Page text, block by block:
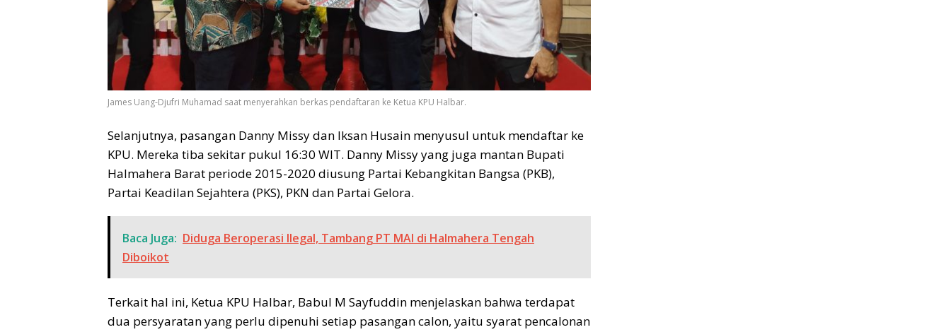
James Uang-Djufri Muhamad saat menyerahkan berkas pendaftaran ke Ketua KPU Halbar.
Selanjutnya, pasangan Danny Missy dan Iksan Husain menyusul untuk mendaftar ke
KPU. Mereka tiba sekitar pukul 16:30 WIT. Danny Missy yang juga mantan Bupati
Halmahera Barat periode 2015-2020 diusung Partai Kebangkitan Bangsa (PKB),
Partai Keadilan Sejahtera (PKS), PKN dan Partai Gelora.
Baca Juga: Diduga Beroperasi Ilegal, Tambang PT MAI di Halmahera Tengah
Diboikot
Terkait hal ini, Ketua KPU Halbar, Babul M Sayfuddin menjelaskan bahwa terdapat
dua persyaratan yang perlu dipenuhi setiap pasangan calon, yaitu syarat pencalonan